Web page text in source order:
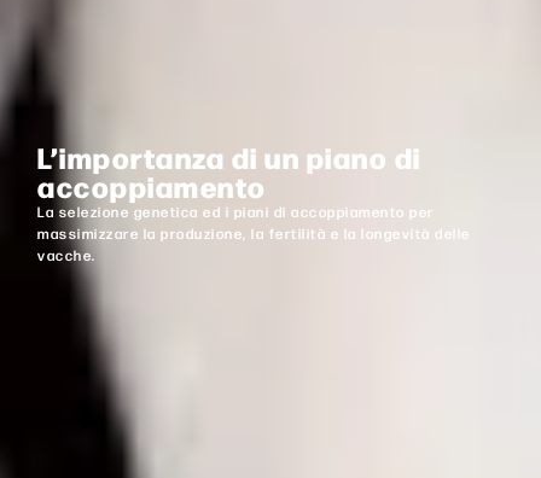
L’importanza di un piano di
accoppiamento
La selezione genetica ed i piani di accoppiamento per
massimizzare la produzione, la fertilità e la longevità delle
vacche.